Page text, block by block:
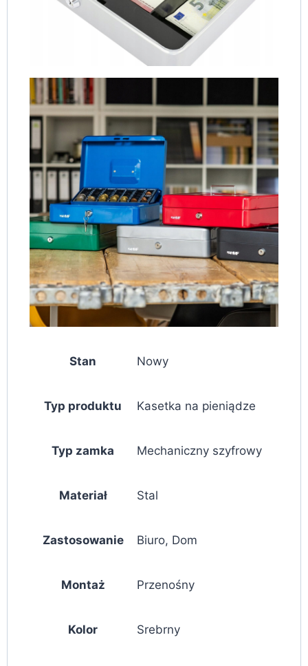
Stan Nowy
Typ produktu Kasetka na pieniądze
Typ zamka Mechaniczny szyfrowy
Materiał Stal
Zastosowanie Biuro, Dom
Montaż Przenośny
Kolor Srebrny